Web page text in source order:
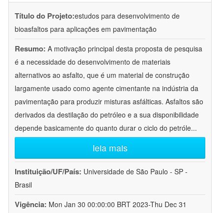
Título do Projeto:estudos para desenvolvimento de
bioasfaltos para aplicações em pavimentação
Resumo: A motivação principal desta proposta de pesquisa
é a necessidade do desenvolvimento de materiais
alternativos ao asfalto, que é um material de construção
largamente usado como agente cimentante na indústria da
pavimentação para produzir misturas asfálticas. Asfaltos são
derivados da destilação do petróleo e a sua disponibilidade
depende basicamente do quanto durar o ciclo do petróle...
leia mais
Instituição/UF/País: Universidade de São Paulo - SP -
Brasil
Vigência: Mon Jan 30 00:00:00 BRT 2023-Thu Dec 31